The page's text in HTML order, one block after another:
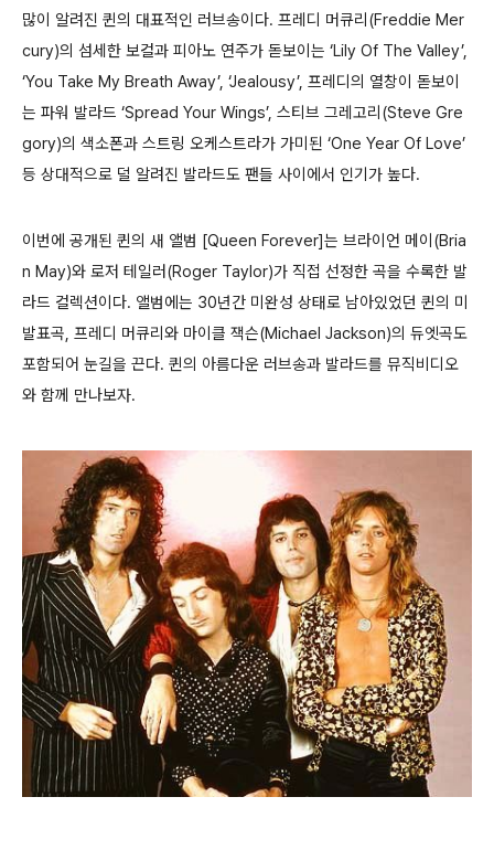
많이 알려진 퀸의 대표적인 러브송이다. 프레디 머큐리(Freddie Mer
cury)의 섬세한 보컬과 피아노 연주가 돋보이는 ‘Lily Of The Valley’,
‘You Take My Breath Away’, ‘Jealousy’, 프레디의 열창이 돋보이
는 파워 발라드 ‘Spread Your Wings’, 스티브 그레고리(Steve Gre
gory)의 색소폰과 스트링 오케스트라가 가미된 ‘One Year Of Love’
등 상대적으로 덜 알려진 발라드도 팬들 사이에서 인기가 높다.
이번에 공개된 퀸의 새 앨범 [Queen Forever]는 브라이언 메이(Bria
n May)와 로저 테일러(Roger Taylor)가 직접 선정한 곡을 수록한 발
라드 컬렉션이다. 앨범에는 30년간 미완성 상태로 남아있었던 퀸의 미
발표곡, 프레디 머큐리와 마이클 잭슨(Michael Jackson)의 듀엣곡도
포함되어 눈길을 끈다. 퀸의 아름다운 러브송과 발라드를 뮤직비디오
와 함께 만나보자.